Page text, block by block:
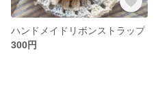
ハンドメイドリボンストラップ
300円